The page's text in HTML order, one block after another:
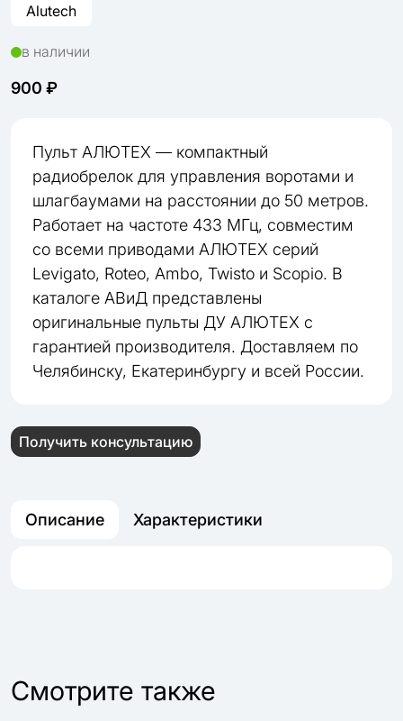
Alutech
в наличии
900 ₽
Пульт АЛЮТЕХ — компактный
радиобрелок для управления воротами и
шлагбаумами на расстоянии до 50 метров.
Работает на частоте 433 МГц, совместим
со всеми приводами АЛЮТЕХ серий
Levigato, Roteo, Ambo, Twisto и Scopio. В
каталоге АВиД представлены
оригинальные пульты ДУ АЛЮТЕХ с
гарантией производителя. Доставляем по
Челябинску, Екатеринбургу и всей России.
Получить консультацию
Описание Характеристики
Cмотрите также